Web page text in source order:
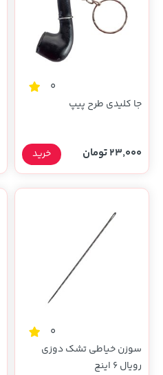
0
جا کلیدی طرح پیپ
23,000 تومان خرید
0
سوزن خیاطی تشک دوزی
رویال 6 اینچ